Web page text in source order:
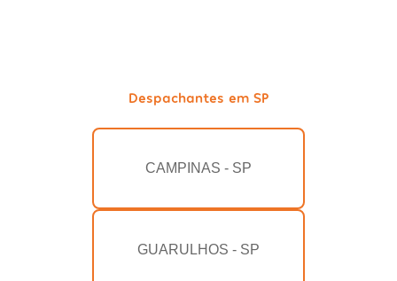
Despachantes em SP
CAMPINAS - SP
GUARULHOS - SP